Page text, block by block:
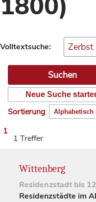
Volltextsuche:
Neue Suche
Sortierung
1
1 Treffer
Wittenberg
Residenzstadt bis
Residenzstädte im